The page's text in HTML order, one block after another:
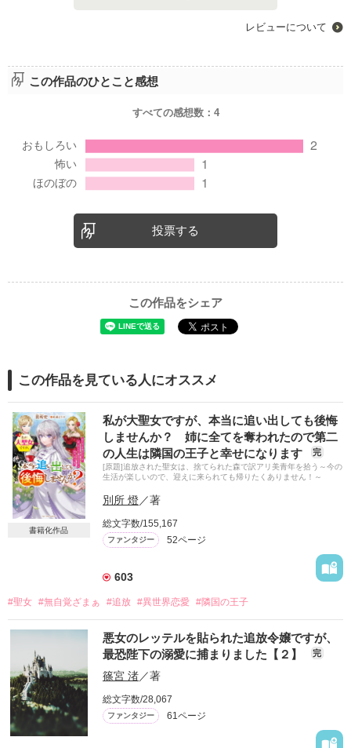
レビューについて
この作品のひとこと感想
すべての感想数： 4
投票する
この作品をシェア
この作品を見ている人にオススメ
書籍化作品
私が大聖女ですが、本当に追い出しても後悔
しませんか？ 姉に全てを奪われたので第二
の人生は隣国の王子と幸せになります
完
[原題]追放された聖女は、捨てられた森で訳アリ美青年を拾う～今の
生活が楽しいので、迎えに来られても帰りたくありません！～
別所 燈／著
総文字数/155,167
ファンタジー 52ページ
603
#聖女 #無自覚ざまぁ #追放 #異世界恋愛 #隣国の王子
悪女のレッテルを貼られた追放令嬢ですが、
最恐陛下の溺愛に捕まりました【２】
完
篠宮 渚／著
総文字数/28,067
ファンタジー 61ページ